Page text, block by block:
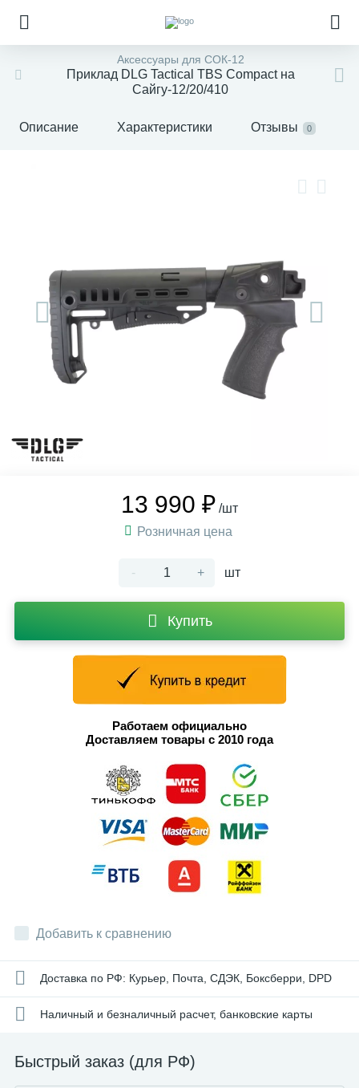
Аксессуары для СОК-12
Приклад DLG Tactical TBS Compact на
Сайгу-12/20/410
Описание Характеристики Отзывы 0
13 990 ₽ /шт
Розничная цена
- + шт
Купить
Работаем официально
Доставляем товары с 2010 года
Добавить к сравнению
Доставка по РФ: Курьер, Почта, СДЭК, Боксберри, DPD
Наличный и безналичный расчет, банковские карты
Быстрый заказ (для РФ)